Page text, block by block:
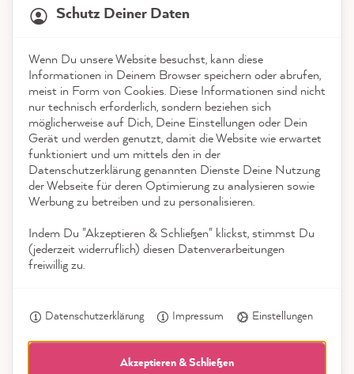
Service
Kontakt
App herunterladen
Auszeichnungen
Social Media
Schutz Deiner Daten
Wenn Du unsere Website besuchst, kann diese
Informationen in Deinem Browser speichern oder abrufen,
meist in Form von Cookies. Diese Informationen sind nicht
nur technisch erforderlich, sondern beziehen sich
möglicherweise auf Dich, Deine Einstellungen oder Dein
Gerät und werden genutzt, damit die Website wie erwartet
funktioniert und um mittels den in der
Datenschutzerklärung genannten Dienste Deine Nutzung
der Webseite für deren Optimierung zu analysieren sowie
Werbung zu betreiben und zu personalisieren.
Indem Du "Akzeptieren & Schließen" klickst, stimmst Du
(jederzeit widerruflich) diesen Datenverarbeitungen
freiwillig zu.
Datenschutzerklärung Impressum Einstellungen
Akzeptieren & Schließen
reviews-io
Anonym
Verifizierter Kunde
Wie immer schnell und verlässlich und
hochwertige Qualität 👍
Hilfreich? Ja Teilen
Facebook
7.8.2026
Anonym
Verifizierter Kunde
MissPompadour Weiß mit Sonne - Der Alles